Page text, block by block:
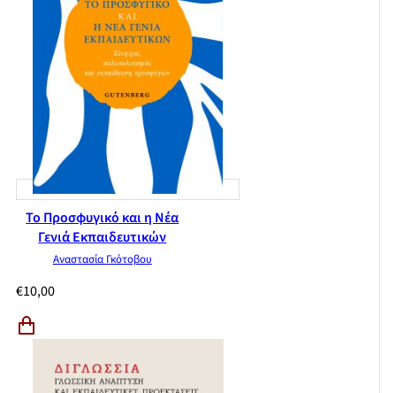
Το Προσφυγικό και η Νέα
Γενιά Εκπαιδευτικών
Αναστασία Γκότοβου
€10,00